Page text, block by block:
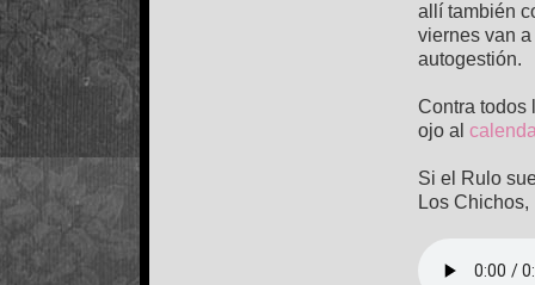
allí también
viernes van
autogestión.
Contra todos
ojo al
Si el Rulo
Los